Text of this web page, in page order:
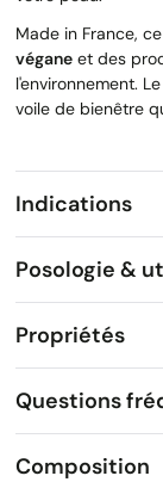
Made in France,
végane et des
l'environnement.
voile de bienêtre
Indications
Posologie &
Propriétés
Questions
Composition